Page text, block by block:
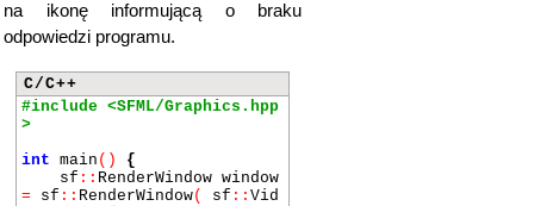
na ikonę informującą o braku
odpowiedzi programu.
C/C++
#include <SFML/Graphics.hpp
>
int main () {
sf :: RenderWindow window
= sf :: RenderWindow( sf :: Vid